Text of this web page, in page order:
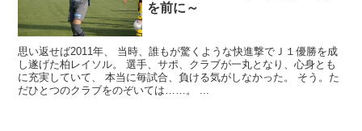
を前に～
思い返せば2011年、 当時、誰もが驚くような快進撃でＪ１優勝を成
し遂げた柏レイソル。 選手、サポ、クラブが一丸となり、心身とも
に充実していて、 本当に毎試合、負ける気がしなかった。 そう。た
だひとつのクラブをのぞいては……。 ...